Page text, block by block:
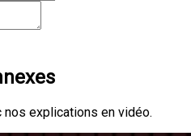
explications en vidéo.